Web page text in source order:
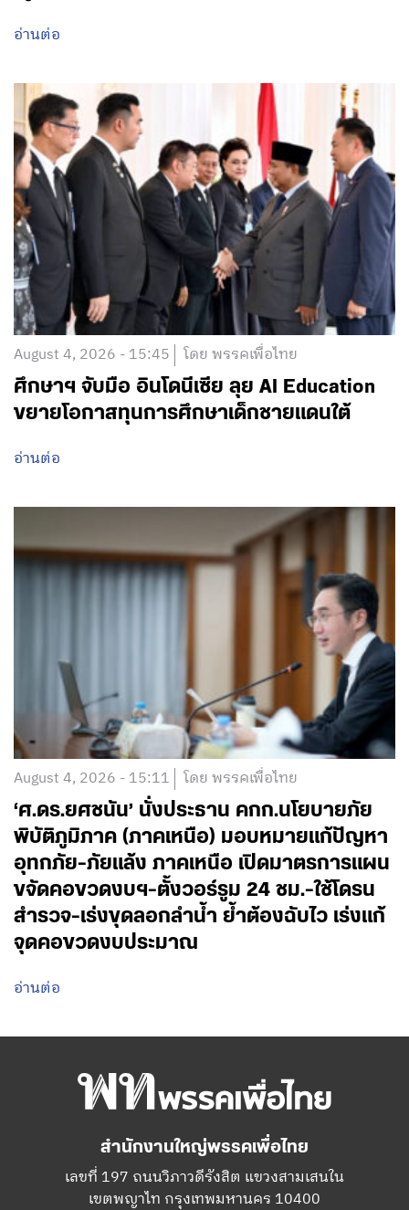
อ่านต่อ
August 4, 2026 - 15:45 โดย พรรคเพื่อไทย
ศึกษาฯ จับมือ อินโดนีเซีย ลุย AI Education
ขยายโอกาสทุนการศึกษาเด็กชายแดนใต้
อ่านต่อ
August 4, 2026 - 15:11 โดย พรรคเพื่อไทย
‘ศ.ดร.ยศชนัน’ นั่งประธาน คกก.นโยบายภัย
พิบัติภูมิภาค (ภาคเหนือ) มอบหมายแก้ปัญหา
อุทกภัย-ภัยแล้ง ภาคเหนือ เปิดมาตรการแผน
ขจัดคอขวดงบฯ-ตั้งวอร์รูม 24 ชม.-ใช้โดรน
สำรวจ-เร่งขุดลอกลำน้ำ ย้ำต้องฉับไว เร่งแก้
จุดคอขวดงบประมาณ
อ่านต่อ
สำนักงานใหญ่พรรคเพื่อไทย
เลขที่ 197 ถนนวิภาวดีรังสิต แขวงสามเสนใน
เขตพญาไท กรุงเทพมหานคร 10400